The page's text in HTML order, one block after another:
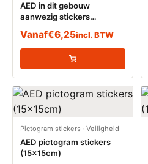
AED in dit gebouw
aanwezig stickers
Vanaf€6,25incl. BTW
Pictogram stickers · Veiligheid
AED pictogram stickers
(15x15cm)